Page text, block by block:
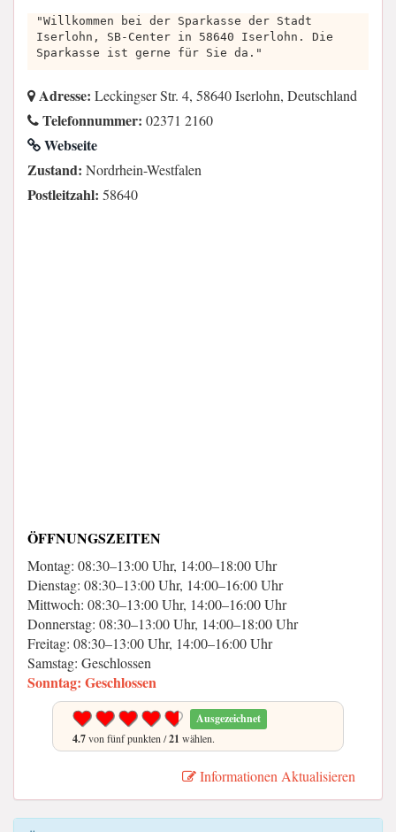
"Willkommen bei der Sparkasse der Stadt
Iserlohn, SB-Center in 58640 Iserlohn. Die
Sparkasse ist gerne für Sie da."
Adresse: Leckingser Str. 4, 58640 Iserlohn, Deutschland
Telefonnummer: 02371 2160
Webseite
Zustand: Nordrhein-Westfalen
Postleitzahl: 58640
ÖFFNUNGSZEITEN
Montag: 08:30–13:00 Uhr, 14:00–18:00 Uhr
Dienstag: 08:30–13:00 Uhr, 14:00–16:00 Uhr
Mittwoch: 08:30–13:00 Uhr, 14:00–16:00 Uhr
Donnerstag: 08:30–13:00 Uhr, 14:00–18:00 Uhr
Freitag: 08:30–13:00 Uhr, 14:00–16:00 Uhr
Samstag: Geschlossen
Sonntag: Geschlossen
Ausgezeichnet
4.7von fünf punkten /21 wählen.
Informationen Aktualisieren